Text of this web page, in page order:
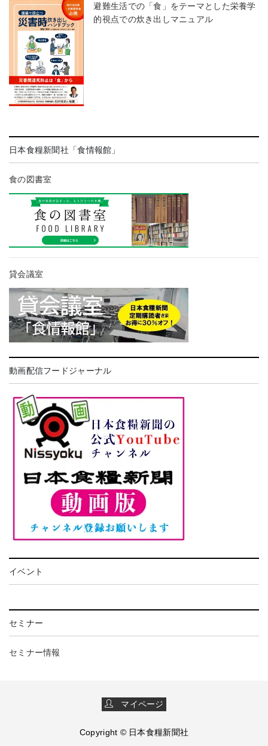
避難生活での「食」をテーマとした栄養学
的視点での炊き出しマニュアル
日本食糧新聞社「食情報館」
食の図書室
貸会議室
動画配信フードジャーナル
イベント
セミナー
セミナー情報
マイページ
Copyright © 日本食糧新聞社